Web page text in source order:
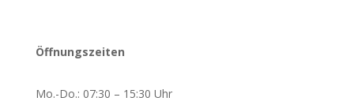
Öffnungszeiten
Mo.-Do.: 07:30 – 15:30 Uhr